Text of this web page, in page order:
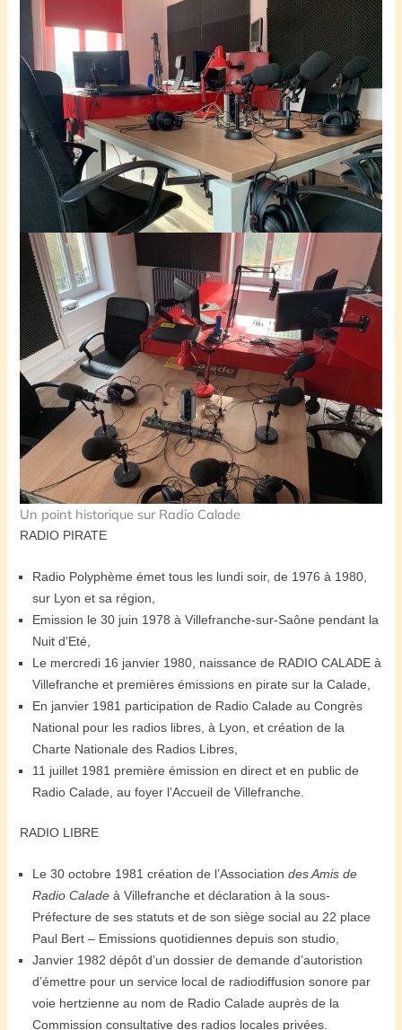
Un point historique sur Radio Calade
RADIO PIRATE
Radio Polyphème émet tous les lundi soir, de 1976 à 1980,
sur Lyon et sa région,
Emission le 30 juin 1978 à Villefranche-sur-Saône pendant la
Nuit d’Eté,
Le mercredi 16 janvier 1980, naissance de RADIO CALADE à
Villefranche et premières émissions en pirate sur la Calade,
En janvier 1981 participation de Radio Calade au Congrès
National pour les radios libres, à Lyon, et création de la
Charte Nationale des Radios Libres,
11 juillet 1981 première émission en direct et en public de
Radio Calade, au foyer l’Accueil de Villefranche.
RADIO LIBRE
Le 30 octobre 1981 création de l’Associationdes Amis de
Radio Calade à Villefranche et déclaration à la sous-
Préfecture de ses statuts et de son siège social au 22 place
Paul Bert – Emissions quotidiennes depuis son studio,
Janvier 1982 dépôt d’un dossier de demande d’autoristion
d’émettre pour un service local de radiodiffusion sonore par
voie hertzienne au nom de Radio Calade auprès de la
Commission consultative des radios locales privées.